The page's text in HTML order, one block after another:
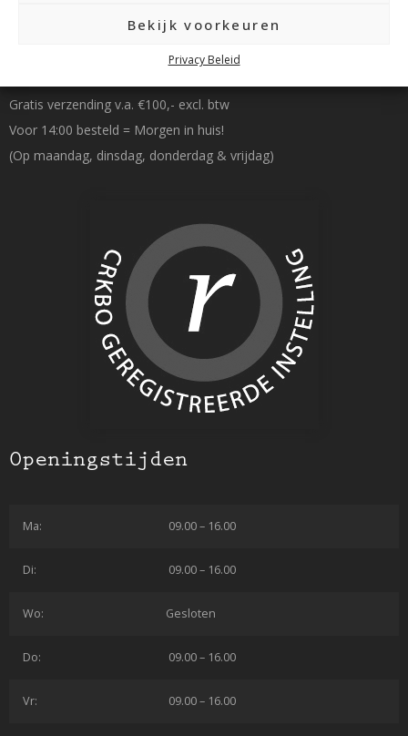
Bekijk voorkeuren
Privacy Beleid
Gratis verzending v.a. €100,- excl. btw
Voor 14:00 besteld = Morgen in huis!
(Op maandag, dinsdag, donderdag & vrijdag)
Openingstijden
Ma: 09.00 – 16.00
Di: 09.00 – 16.00
Wo: Gesloten
Do: 09.00 – 16.00
Vr: 09.00 – 16.00